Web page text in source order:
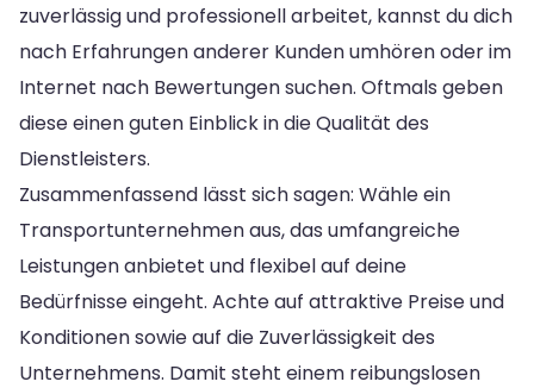
zuverlässig und professionell arbeitet, kannst du dich
nach Erfahrungen anderer Kunden umhören oder im
Internet nach Bewertungen suchen. Oftmals geben
diese einen guten Einblick in die Qualität des
Dienstleisters.
Zusammenfassend lässt sich sagen: Wähle ein
Transportunternehmen aus, das umfangreiche
Leistungen anbietet und flexibel auf deine
Bedürfnisse eingeht. Achte auf attraktive Preise und
Konditionen sowie auf die Zuverlässigkeit des
Unternehmens. Damit steht einem reibungslosen